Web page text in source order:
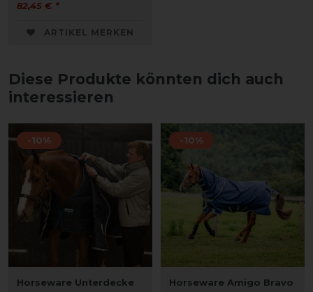
82,45 € *
ARTIKEL MERKEN
Diese Produkte könnten dich auch
interessieren
-10%
Horseware Unterdecke
-10%
Horseware Amigo Bravo